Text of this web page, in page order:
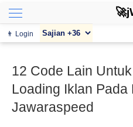
👨 Login
12 Code Lain
Loading Iklan Pada
Jawaraspeed